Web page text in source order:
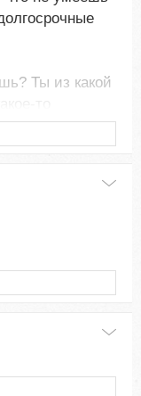
Ты из какой
то
вещи.